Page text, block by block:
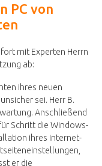
PC von
mit Experten Herrn
ab:
ihres neuen
sei. Herr B.
Anschließend
Schritt die Windows-
ihres Internet-
er die